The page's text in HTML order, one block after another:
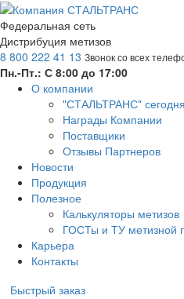
Федеральная сеть
Дистрибуция метизов
8 800 222 41 13 Звонок со всех
Пн.-Пт.: С 8:00 до 17:00
О компании
"СТАЛЬТРАНС"
Награды Компании
Поставщики
Отзывы Партнеров
Новости
Продукция
Полезное
Калькуляторы метизов
ГОСТы и ТУ метизной
Карьера
Контакты
Быстрый заказ